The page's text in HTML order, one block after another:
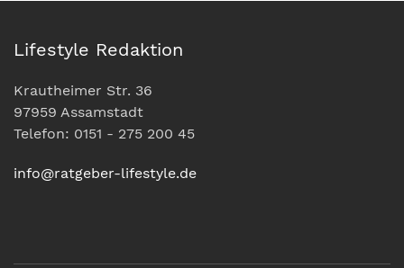
Lifestyle Redaktion
Krautheimer Str. 36
97959 Assamstadt
Telefon: 0151 - 275 200 45
info@ratgeber-lifestyle.de